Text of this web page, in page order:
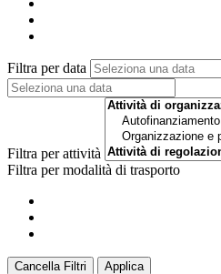
Filtra per data
Filtra per attività
Filtra per modalità di trasporto
Cancella Filtri Applica